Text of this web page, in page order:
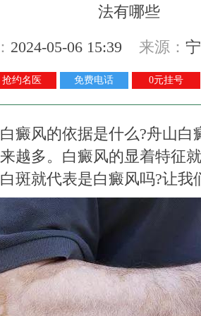
2024-05-06 15:39 来源：
抢约名医 免费电话 0元挂号
风的依据是什么?舟山白
越多。白癜风的显着特征
斑就代表是白癜风吗?让我